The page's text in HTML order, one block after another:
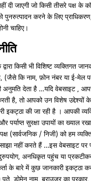
दी जाएगी जो किसी तीसरे पक्ष के
पुनरुत्पादन करने के लिए
चाहिए।
किसी भी विशिष्ट व्यक्तिगत
(जैसे कि नाम, फ़ोन नंबर या ई-मेल
देता है …यदि वेबसाइट ,
है, तो आपको उन विशेष उद्देश्यों
इकट्ठा की जा रही है । आपकी
पर्याप्त सुरक्षा उपायों का ख्याल
(सार्वजनिक / निजी) को हम
नहीं करते हैं …इस वेबसाइट पर
अनधिकृत पहुंच या
के बारे में कुछ जानकारी